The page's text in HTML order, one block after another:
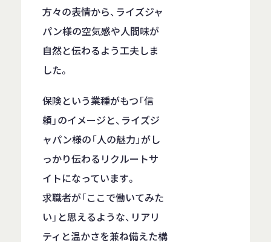
方々の表情から、ライズジャ
パン様の空気感や人間味が
自然と伝わるよう工夫しま
した。
保険という業種がもつ「信
頼」のイメージと、ライズジ
ャパン様の「人の魅力」がし
っかり伝わるリクルートサ
イトになっています。
求職者が「ここで働いてみた
い」と思えるような、リアリ
ティと温かさを兼ね備えた構